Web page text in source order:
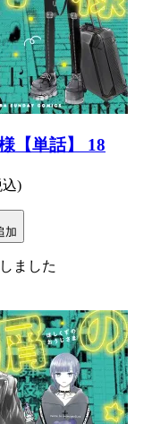
【単話】 18
込)
加
ました